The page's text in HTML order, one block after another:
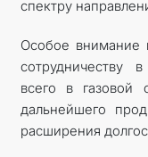
спектру
Особое внимание
сотрудничеству
всего в газовой
дальнейшего
расширения